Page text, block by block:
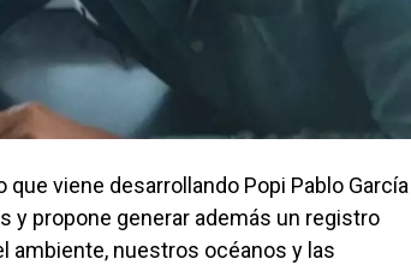
viene desarrollando Popi Pablo García
y propone generar además un registro
ambiente, nuestros océanos y las